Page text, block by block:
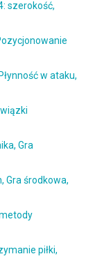
szerokość,
w ataku,
Gra
Gra środkowa,
piłki,